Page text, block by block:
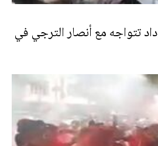
تتواجه مع أنصار الترجي في